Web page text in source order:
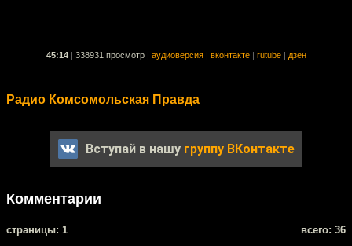
45:14 338931 просмотр аудиоверсия вконтакте rutube дзен
Радио Комсомольская Правда
Вступай в нашу группу ВКонтакте
Комментарии
cтраницы: 1 всего: 36